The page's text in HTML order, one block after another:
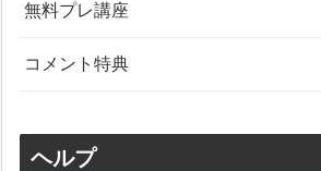
無料プレ講座
コメント特典
ヘルプ